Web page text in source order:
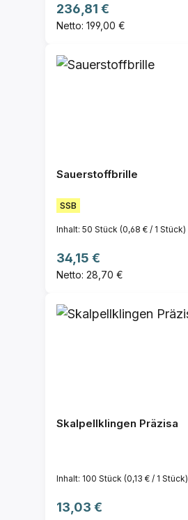
Regulärer Preis:
236,81 €
Netto: 199,00 €
Sauerstoffbrille
SSB
Inhalt: 50 Stück (0,68 € / 1 Stück)
Regulärer Preis:
34,15 €
Netto: 28,70 €
Skalpellklingen Präzisa
Inhalt: 100 Stück (0,13 € / 1 Stück)
Regulärer Preis:
13,03 €